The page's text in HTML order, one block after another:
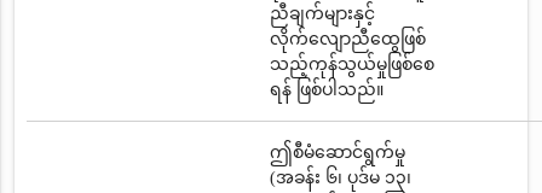
ညီချက်များနှင့်
လိုက်လျောညီထွေဖြစ်
သည့်ကုန်သွယ်မှုဖြစ်စေ
ရန် ဖြစ်ပါသည်။
ဤစီမံဆောင်ရွက်မှု
(အခန်း ၆၊ ပုဒ်မ ၁၃၊